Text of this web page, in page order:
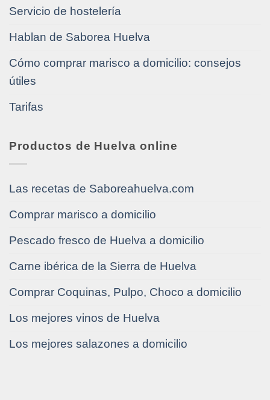
Servicio de hostelería
Hablan de Saborea Huelva
Cómo comprar marisco a domicilio: consejos
útiles
Tarifas
Productos de Huelva online
Las recetas de Saboreahuelva.com
Comprar marisco a domicilio
Pescado fresco de Huelva a domicilio
Carne ibérica de la Sierra de Huelva
Comprar Coquinas, Pulpo, Choco a domicilio
Los mejores vinos de Huelva
Los mejores salazones a domicilio